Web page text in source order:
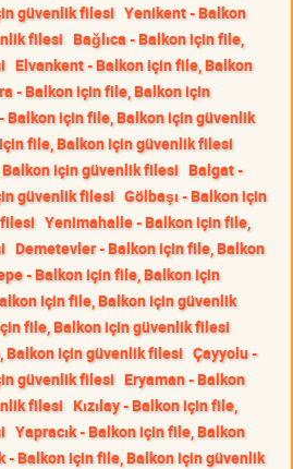
güvenlik filesi Yenikent - Balkon
filesi Bağlıca - Balkon için file,
Elvankent - Balkon için file, Balkon
- Balkon için file, Balkon için
Balkon için file, Balkon için güvenlik
file, Balkon için güvenlik filesi
için güvenlik filesi Balgat -
güvenlik filesi Gölbaşı - Balkon için
Yenimahalle - Balkon için file,
Demetevler - Balkon için file, Balkon
- Balkon için file, Balkon için
için file, Balkon için güvenlik
file, Balkon için güvenlik filesi
Balkon için güvenlik filesi Çayyolu -
güvenlik filesi Eryaman - Balkon
filesi Kızılay - Balkon için file,
Yapracık - Balkon için file, Balkon
- Balkon için file, Balkon için güvenlik